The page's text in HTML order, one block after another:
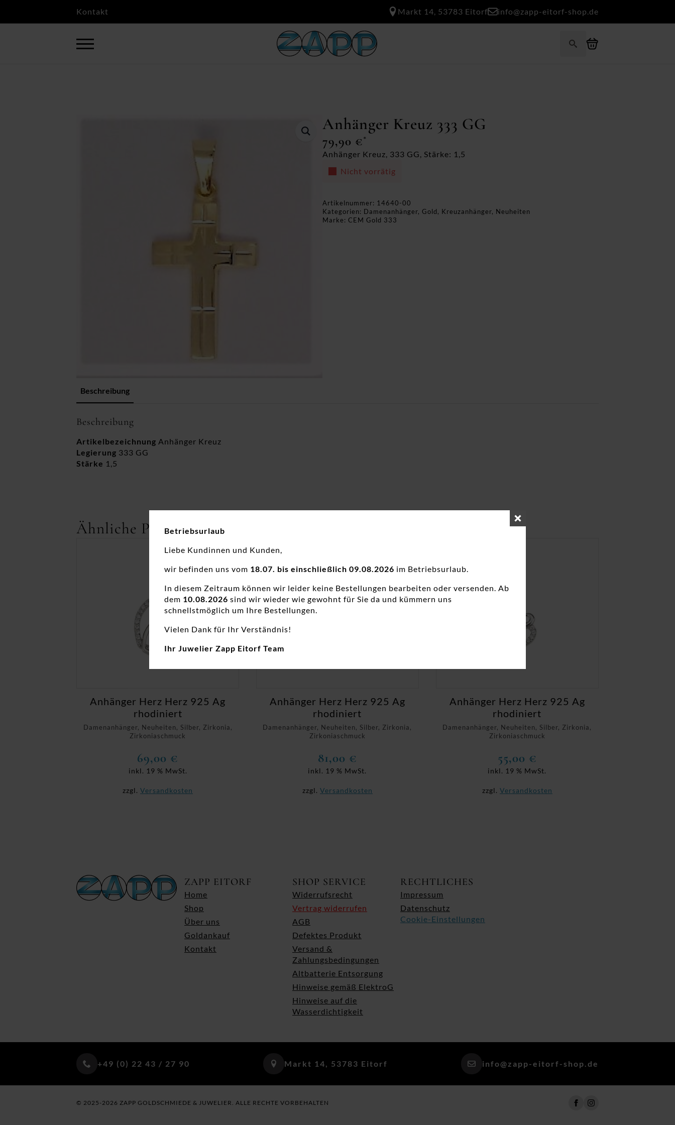
Kontakt Markt 14, 53783 Eitorf info@zapp-eitorf-shop.de
Anhänger Kreuz 333 GG
79,90 €*
Anhänger Kreuz, 333 GG, Stärke: 1,5
Nicht vorrätig
Artikelnummer: 14640-00
Kategorien: Damenanhänger, Gold, Kreuzanhänger, Neuheiten
Marke: CEM Gold 333
Beschreibung
Beschreibung
Artikelbezeichnung Anhänger Kreuz
Legierung 333 GG
Stärke 1,5
Ähnliche Produkte
Damenanhänger, Neuheiten, Silber, Zirkonia,
Zirkoniaschmuck
Anhänger Herz Herz 925 Ag
rhodiniert
69,00 €
inkl. 19 % MwSt.
zzgl.Versandkosten
Damenanhänger, Neuheiten, Silber, Zirkonia,
Zirkoniaschmuck
Anhänger Herz Herz 925 Ag
rhodiniert
81,00 €
inkl. 19 % MwSt.
zzgl. Versandkosten
Damenanhänger, Neuheiten, Silber, Zirkonia,
Zirkoniaschmuck
Anhänger Herz Herz 925 Ag
rhodiniert
55,00 €
inkl. 19 % MwSt.
zzgl. Versandkosten
ZAPP EITORF
Home
Shop
Über uns
Goldankauf
Kontakt
SHOP SERVICE
Widerrufsrecht
Vertrag widerrufen
AGB
Defektes Produkt
Versand &
Zahlungsbedingungen
Altbatterie Entsorgung
Hinweise gemäß ElektroG
Hinweise auf die
Wasserdichtigkeit
RECHTLICHES
Impressum
Datenschutz
Cookie-Einstellungen
+49 (0) 22 43 / 27 90 Markt 14, 53783 Eitorf info@zapp-eitorf-shop.de
© 2025-2026 ZAPP GOLDSCHMIEDE & JUWELIER. ALLE RECHTE VORBEHALTEN
Betriebsurlaub
Liebe Kundinnen und Kunden,
wir befinden uns vom 18.07. bis einschließlich 09.08.2026 im Betriebsurlaub.
In diesem Zeitraum können wir leider keine Bestellungen bearbeiten oder versenden. Ab
dem 10.08.2026 sind wir wieder wie gewohnt für Sie da und kümmern uns
schnellstmöglich um Ihre Bestellungen.
Vielen Dank für Ihr Verständnis!
Ihr Juwelier Zapp Eitorf Team